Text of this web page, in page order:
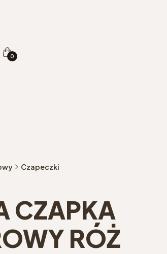
się
Produkty w koszyku: 0. Zobacz szczegóły
Koszyk
Czapeczki
CZAPKA
RÓŻ